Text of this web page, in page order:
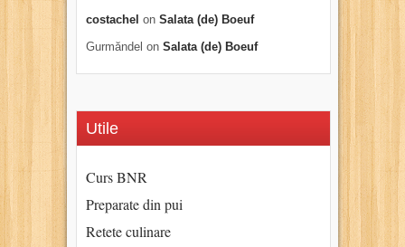
costachel on Salata (de) Boeuf
Gurmăndel on Salata (de) Boeuf
Utile
Curs BNR
Preparate din pui
Retete culinare